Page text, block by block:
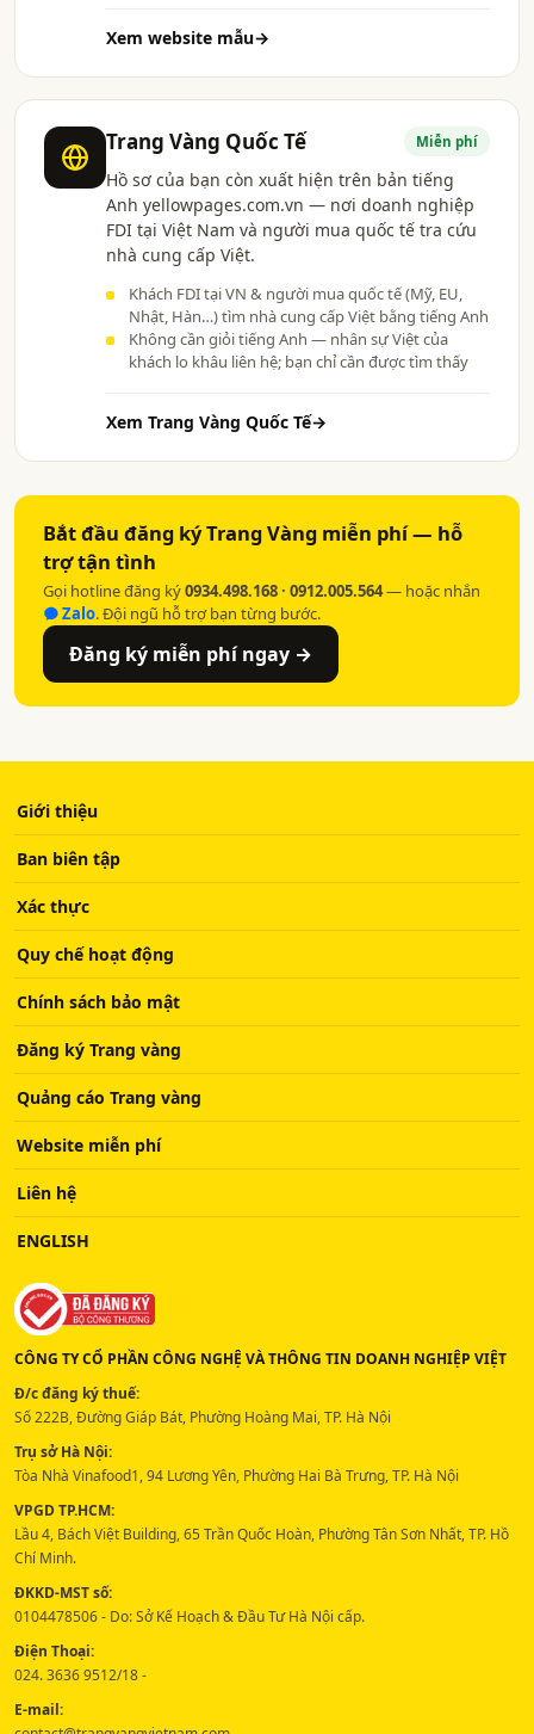
Xem website mẫu→
Trang Vàng Quốc Tế Miễn phí
Hồ sơ của bạn còn xuất hiện trên bản tiếng
Anh yellowpages.com.vn — nơi doanh nghiệp
FDI tại Việt Nam và người mua quốc tế tra cứu
nhà cung cấp Việt.
Khách FDI tại VN & người mua quốc tế (Mỹ, EU,
Nhật, Hàn…) tìm nhà cung cấp Việt bằng tiếng Anh
Không cần giỏi tiếng Anh — nhân sự Việt của
khách lo khâu liên hệ; bạn chỉ cần được tìm thấy
Xem Trang Vàng Quốc Tế→
Bắt đầu đăng ký Trang Vàng miễn phí — hỗ
trợ tận tình
Gọi hotline đăng ký0934.498.168 · 0912.005.564— hoặc nhắn
Zalo. Đội ngũ hỗ trợ bạn từng bước.
Đăng ký miễn phí ngay →
Giới thiệu
Ban biên tập
Xác thực
Quy chế hoạt động
Chính sách bảo mật
Đăng ký Trang vàng
Quảng cáo Trang vàng
Website miễn phí
Liên hệ
ENGLISH
CÔNG TY CỔ PHẦN CÔNG NGHỆ VÀ THÔNG TIN DOANH NGHIỆP VIỆT
Đ/c đăng ký thuế:
Số 222B, Đường Giáp Bát, Phường Hoàng Mai, TP. Hà Nội
Trụ sở Hà Nội:
Tòa Nhà Vinafood1, 94 Lương Yên, Phường Hai Bà Trưng, TP. Hà Nội
VPGD TP.HCM:
Lầu 4, Bách Việt Building, 65 Trần Quốc Hoàn, Phường Tân Sơn Nhất, TP. Hồ
Chí Minh.
ĐKKD-MST số:
0104478506 - Do: Sở Kế Hoạch & Đầu Tư Hà Nội cấp.
Điện Thoại:
024. 3636 9512/18 -
E-mail: